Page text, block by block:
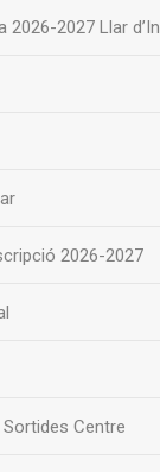
2026-2027 Llar
2026-2027
Centre